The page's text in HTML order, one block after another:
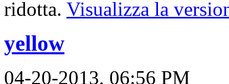
ridotta. Visualizza la
yellow
04-20-2013, 06:56 PM